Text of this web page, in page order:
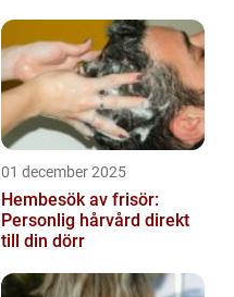
01 december 2025
Hembesök av frisör:
Personlig hårvård direkt
till din dörr